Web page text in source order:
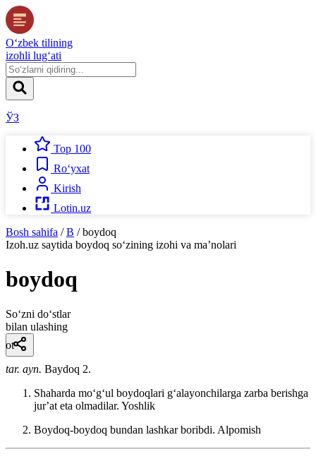
O‘zbek tilining
izohli lug‘ati
ЎЗ
Top 100
Ro‘yxat
Kirish
Lotin.uz
Bosh sahifa / B / boydoq
Izoh.uz saytida boydoq so‘zining izohi va ma’nolari
boydoq
So‘zni do‘stlar
bilan ulashing
ot
tar. ayn. Baydoq 2.
Shaharda moʻgʻul boydoqlari gʻalayonchilarga zarba berishga
jurʼat eta olmadilar. Yoshlik
Boydoq-boydoq bundan lashkar boribdi. Alpomish